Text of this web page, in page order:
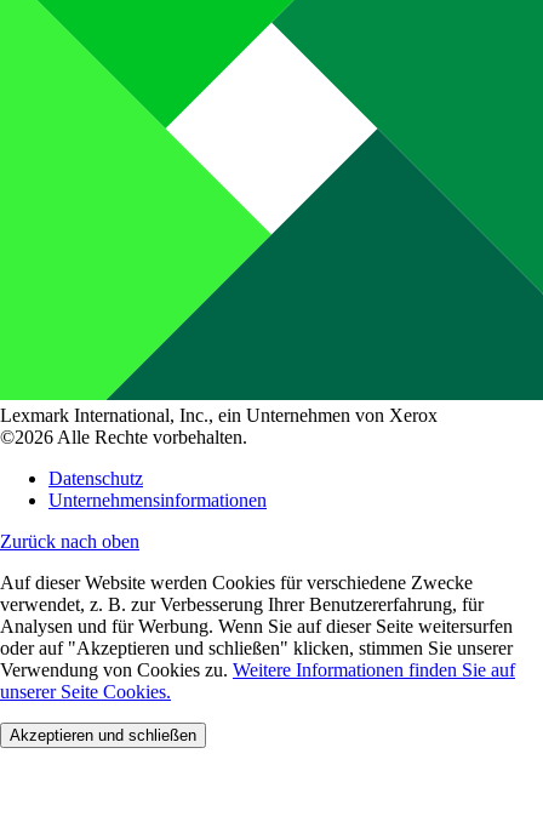
Lexmark International, Inc., ein Unternehmen von Xerox
©2026 Alle Rechte vorbehalten.
Datenschutz
Unternehmensinformationen
Zurück nach oben
Auf dieser Website werden Cookies für verschiedene Zwecke
verwendet, z. B. zur Verbesserung Ihrer Benutzererfahrung, für
Analysen und für Werbung. Wenn Sie auf dieser Seite weitersurfen
oder auf "Akzeptieren und schließen" klicken, stimmen Sie unserer
Verwendung von Cookies zu. Weitere Informationen finden Sie auf
unserer Seite Cookies.
Akzeptieren und schließen